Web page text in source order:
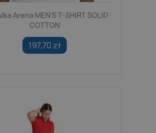
Arena MEN'S T-SHIRT SOLID
COTTON
197,70 zł